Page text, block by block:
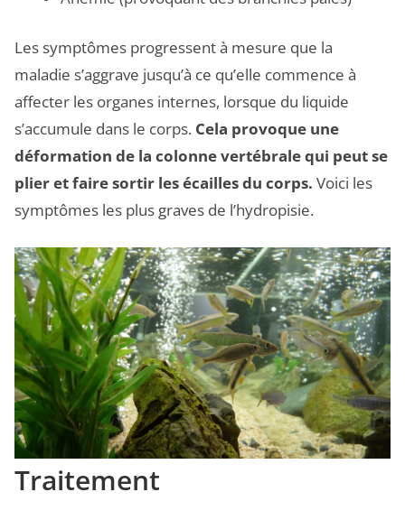
Les symptômes progressent à mesure que la
maladie s’aggrave jusqu’à ce qu’elle commence à
affecter les organes internes, lorsque du liquide
s’accumule dans le corps. Cela provoque une
déformation de la colonne vertébrale qui peut se
plier et faire sortir les écailles du corps. Voici les
symptômes les plus graves de l’hydropisie.
Traitement